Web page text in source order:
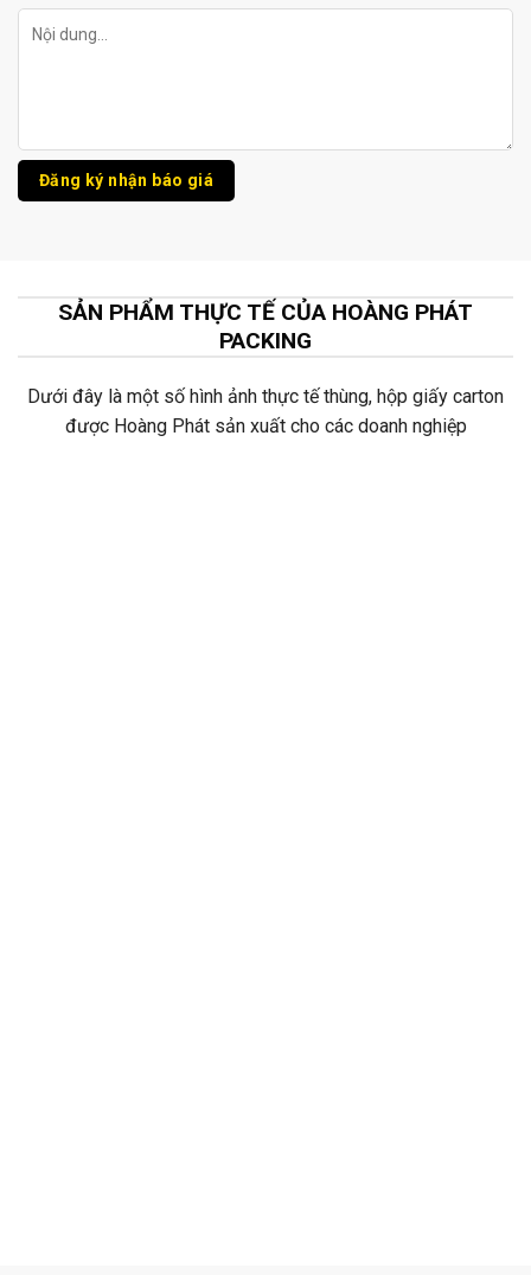
SẢN PHẨM THỰC TẾ CỦA HOÀNG PHÁT
PACKING
Dưới đây là một số hình ảnh thực tế thùng, hộp giấy carton
được Hoàng Phát sản xuất cho các doanh nghiệp